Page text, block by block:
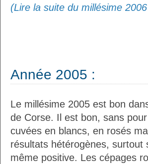
(Lire la suite du millésime
Année 2005 :
Le millésime 2005 est bon
de Corse. Il est bon, sans
cuvées en blancs, en rosés
résultats hétérogènes,
même positive. Les cépages